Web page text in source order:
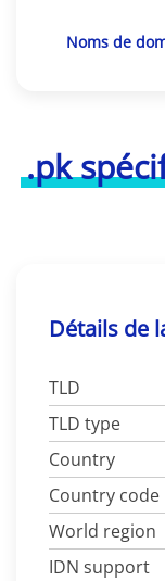
Noms de
.pk
Détails de
TLD
TLD type
Country
Country code
World region
IDN support